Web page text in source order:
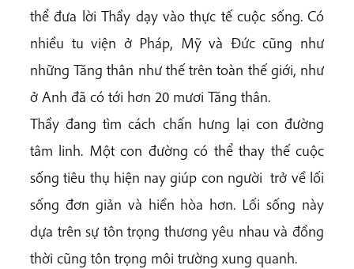
thể đưa lời Thầy dạy vào thực tế cuộc sống. Có
nhiều tu viện ở Pháp, Mỹ và Đức cũng như
những Tăng thân như thế trên toàn thế giới, như
ở Anh đã có tới hơn 20 mươi Tăng thân.
Thầy đang tìm cách chấn hưng lại con đường
tâm linh. Một con đường có thể thay thế cuộc
sống tiêu thụ hiện nay giúp con người trở về lối
sống đơn giản và hiền hòa hơn. Lối sống này
dựa trên sự tôn trọng thương yêu nhau và đồng
thời cũng tôn trọng môi trường xung quanh.